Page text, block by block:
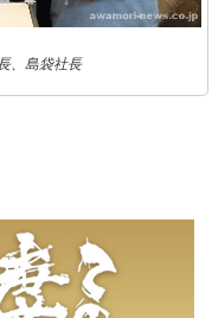
、島袋社長